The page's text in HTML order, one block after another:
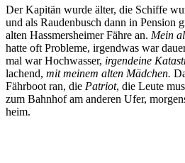
Der Kapitän wurde älter, die Schiffe
und als Raudenbusch dann in Pension
alten Hassmersheimer Fähre an. Mein
hatte oft Probleme, irgendwas war
mal war Hochwasser, irgendeine
lachend, mit meinem alten Mädchen.
Fährboot ran, die Patriot, die Leute
zum Bahnhof am anderen Ufer,
heim.